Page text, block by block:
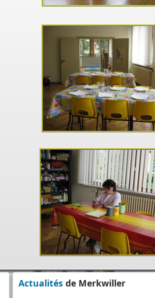
Actualités de Merkwiller